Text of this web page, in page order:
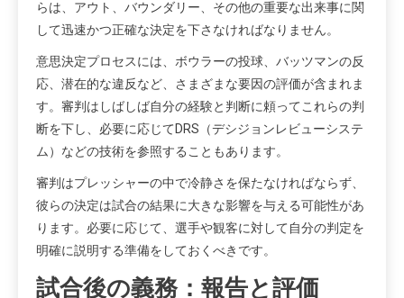
らは、アウト、バウンダリー、その他の重要な出来事に関
して迅速かつ正確な決定を下さなければなりません。
意思決定プロセスには、ボウラーの投球、バッツマンの反
応、潜在的な違反など、さまざまな要因の評価が含まれま
す。審判はしばしば自分の経験と判断に頼ってこれらの判
断を下し、必要に応じてDRS（デシジョンレビューシステ
ム）などの技術を参照することもあります。
審判はプレッシャーの中で冷静さを保たなければならず、
彼らの決定は試合の結果に大きな影響を与える可能性があ
ります。必要に応じて、選手や観客に対して自分の判定を
明確に説明する準備をしておくべきです。
試合後の義務：報告と評価